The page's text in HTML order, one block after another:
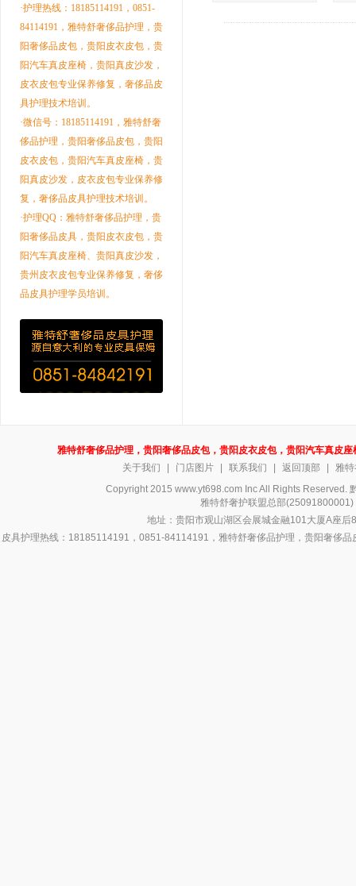
·护理热线：18185114191，0851-
84114191，雅特舒奢侈品护理，贵
阳奢侈品皮包，贵阳皮衣皮包，贵
阳汽车真皮座椅，贵阳真皮沙发，
皮衣皮包专业保养修复，奢侈品皮
具护理技术培训。
·微信号：18185114191，雅特舒奢
侈品护理，贵阳奢侈品皮包，贵阳
皮衣皮包，贵阳汽车真皮座椅，贵
阳真皮沙发，皮衣皮包专业保养修
复，奢侈品皮具护理技术培训。
·护理QQ：雅特舒奢侈品护理，贵
阳奢侈品皮具，贵阳皮衣皮包，贵
阳汽车真皮座椅、贵阳真皮沙发，
贵州皮衣皮包专业保养修复，奢侈
品皮具护理学员培训。
雅特舒奢侈品护理，贵阳奢侈品皮包，贵阳皮衣皮包，贵阳汽车真皮
关于我们
门店图片 联系我们 返回顶部
雅
Copyright 2015 www.yt698.com Inc All Rights Reserved.
雅特舒奢护联盟总部
地址：贵阳市观山湖区会展城金融101大厦A座
皮具护理热线：18185114191，0851-84114191，雅特舒奢侈品护理，贵阳奢侈